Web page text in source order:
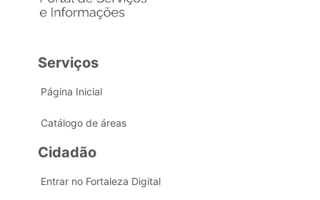
Serviços
Página Inicial
Catálogo de áreas
Cidadão
Entrar no Fortaleza Digital